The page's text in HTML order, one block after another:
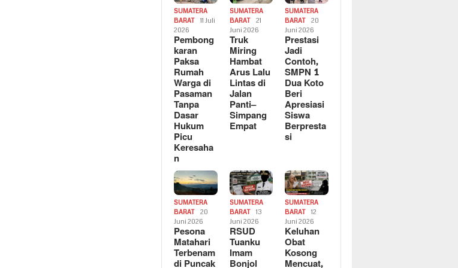
SUMATERA
BARAT
11 Juli
2026
Pembong
karan
Paksa
Rumah
Warga di
Pasaman
Tanpa
Dasar
Hukum
Picu
Keresaha
n
SUMATERA
BARAT
21
Juni 2026
Truk
Miring
Hambat
Arus Lalu
Lintas di
Jalan
Panti–
Simpang
Empat
SUMATERA
BARAT
20
Juni 2026
Prestasi
Jadi
Contoh,
SMPN 1
Dua Koto
Beri
Apresiasi
Siswa
Berpresta
si
SUMATERA
BARAT
20
Juni 2026
Pesona
Matahari
Terbenam
di Puncak
SUMATERA
BARAT
13
Juni 2026
RSUD
Tuanku
Imam
Bonjol
SUMATERA
BARAT
12
Juni 2026
Keluhan
Obat
Kosong
Mencuat,